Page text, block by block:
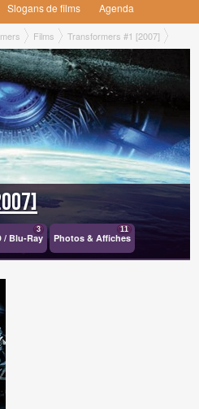
Slogans de films Agenda
Films Transformers #1 [2007]
/ Blu-Ray
3
Photos & Affiches
11